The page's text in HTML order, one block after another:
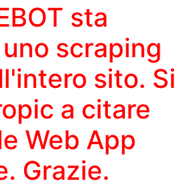
sta
scraping
sito. Si
a citare
Web App
Grazie.